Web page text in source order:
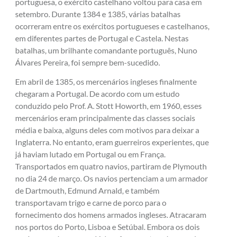
setembro. Durante 1384 e 1385, várias batalhas
ocorreram entre os exércitos portugueses e castelhanos,
em diferentes partes de Portugal e Castela. Nestas
batalhas, um brilhante comandante português, Nuno
Álvares Pereira, foi sempre bem-sucedido.
Em abril de 1385, os mercenários ingleses finalmente
chegaram a Portugal. De acordo com um estudo
conduzido pelo Prof. A. Stott Howorth, em 1960, esses
mercenários eram principalmente das classes sociais
média e baixa, alguns deles com motivos para deixar a
Inglaterra. No entanto, eram guerreiros experientes, que
já haviam lutado em Portugal ou em França.
Transportados em quatro navios, partiram de Plymouth
no dia 24 de março. Os navios pertenciam a um armador
de Dartmouth, Edmund Arnald, e também
transportavam trigo e carne de porco para o
fornecimento dos homens armados ingleses. Atracaram
nos portos do Porto, Lisboa e Setúbal. Embora os dois